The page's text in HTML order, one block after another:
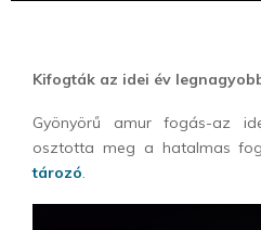
Kifogták az idei év
Gyönyörű amur fogás-az
osztotta meg a hatalmas
tározó.